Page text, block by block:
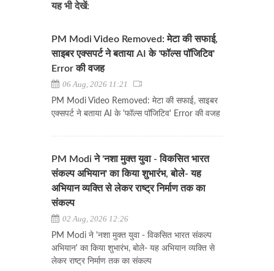
यह भी देखें:
PM Modi Video Removed: मेटा की सफाई,
साइबर एक्सपर्ट ने बताया AI के 'फॉल्स पॉजिटिव'
Error की वजह
06 Aug, 2026 11:21
PM Modi Video Removed: मेटा की सफाई, साइबर
एक्सपर्ट ने बताया AI के 'फॉल्स पॉजिटिव' Error की वजह
PM Modi ने 'नशा मुक्त युवा - विकसित भारत
संकल्प अभियान' का किया शुभारंभ, बोले- यह
अभियान व्यक्ति से लेकर राष्ट्र निर्माण तक का
संकल्प
02 Aug, 2026 12:26
PM Modi ने 'नशा मुक्त युवा - विकसित भारत संकल्प
अभियान' का किया शुभारंभ, बोले- यह अभियान व्यक्ति से
लेकर राष्ट्र निर्माण तक का संकल्प